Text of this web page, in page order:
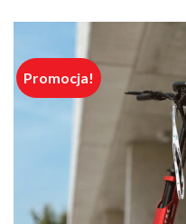
Promocja!